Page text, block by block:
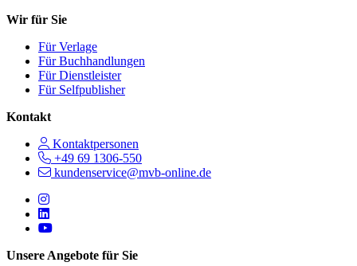
Wir für Sie
Für Verlage
Für Buchhandlungen
Für Dienstleister
Für Selfpublisher
Kontakt
Kontaktpersonen
+49 69 1306-550
kundenservice@mvb-online.de
Follow us on https://www.instagram.com/lifeatmvb/
Follow us on https://www.linkedin.com/company/mvbbooks
Follow us on https://www.youtube.com/@mvbbooks
Unsere Angebote für Sie